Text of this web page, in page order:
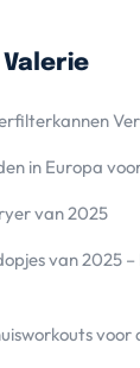
Valerie
in Europa
van 2025
van 2025
voor